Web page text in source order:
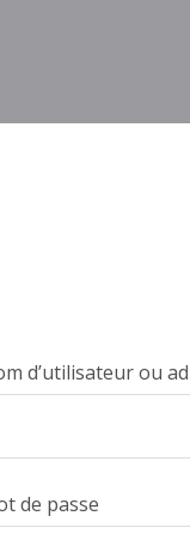
d’utilisateur ou
de passe